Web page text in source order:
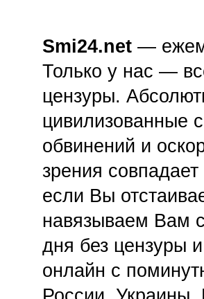
Smi24.net —
Только у нас —
цензуры.
цивилизованные
обвинений и
зрения
если Вы
навязываем Вам
дня без цензуры
онлайн с